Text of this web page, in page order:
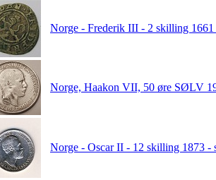
Norge - Frederik III - 2 skilling
Norge, Haakon VII, 50 øre SØLV
Norge - Oscar II - 12 skilling 1873 -